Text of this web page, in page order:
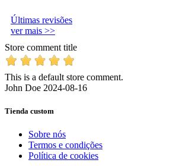
Últimas revisões
ver mais >>
Store comment title
This is a default store comment.
John Doe 2024-08-16
Tienda custom
Sobre nós
Termos e condições
Política de cookies